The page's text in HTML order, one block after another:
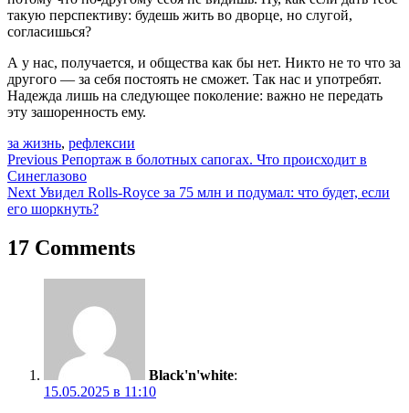
такую перспективу: будешь жить во дворце, но слугой,
согласишься?
А у нас, получается, и общества как бы нет. Никто не то что за
другого — за себя постоять не сможет. Так нас и употребят.
Надежда лишь на следующее поколение: важно не передать
эту зашоренность ему.
за жизнь, рефлексии
Навигация
по
записям
Previous Репортаж в болотных сапогах. Что происходит в
Синеглазово
Next Увидел Rolls-Royce за 75 млн и подумал: что будет, если
его шоркнуть?
17 Comments
Black'n'white:
15.05.2025 в 11:10